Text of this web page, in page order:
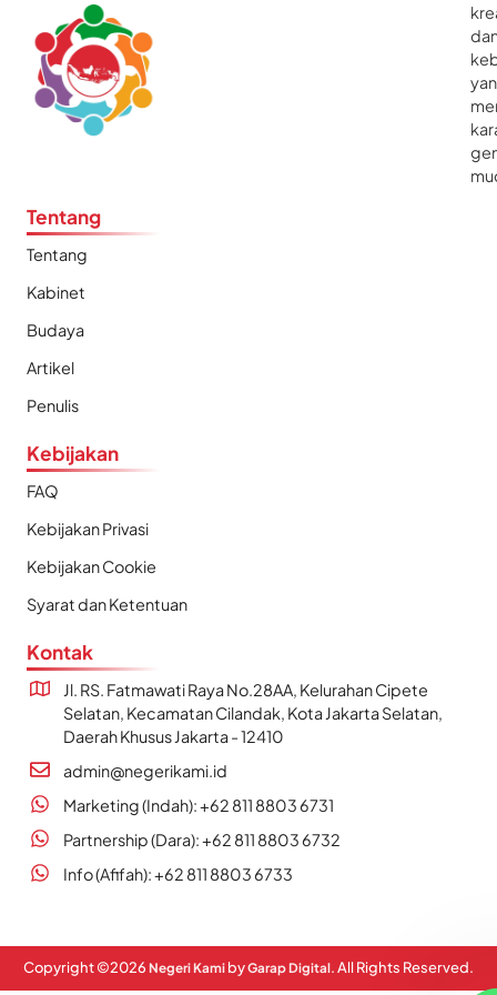
Tentang
Tentang
Kabinet
Budaya
Artikel
Penulis
Kebijakan
FAQ
Kebijakan Privasi
Kebijakan Cookie
Syarat dan Ketentuan
Kontak
Jl. RS. Fatmawati Raya No.28AA, Kelurahan Cipete
Selatan, Kecamatan Cilandak, Kota Jakarta Selatan,
Daerah Khusus Jakarta - 12410
admin@negerikami.id
Marketing (Indah): +62 811 8803 6731
Partnership (Dara): +62 811 8803 6732
Info (Afifah): +62 811 8803 6733
Copyright ©2026 Negeri Kami byGarap Digital. All Rights Reserved.